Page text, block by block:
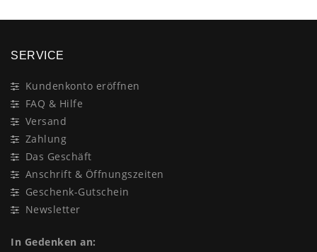
SERVICE
Kundenkonto eröffnen
FAQ & Hilfe
Versand
Zahlung
Das Geschäft
Anschrift & Öffnungszeiten
Geschenk-Gutschein
Newsletter
In Gedenken an: